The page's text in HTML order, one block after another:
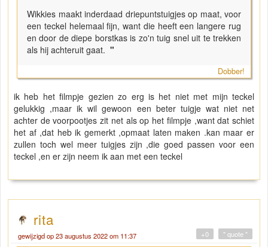
Wikkies maakt inderdaad driepuntstuigjes op maat, voor
een teckel helemaal fijn, want die heeft een langere rug
en door de diepe borstkas is zo'n tuig snel uit te trekken
als hij achteruit gaat. "
Dobber!
ik heb het filmpje gezien zo erg is het niet met mijn teckel
gelukkig ,maar ik wil gewoon een beter tuigje wat niet net
achter de voorpootjes zit net als op het filmpje ,want dat schiet
het af ,dat heb ik gemerkt ,opmaat laten maken .kan maar er
zullen toch wel meer tuigjes zijn ,die goed passen voor een
teckel ,en er zijn neem ik aan met een teckel
rita
gewijzigd op 23 augustus 2022 om 11:37 " quote "
+0